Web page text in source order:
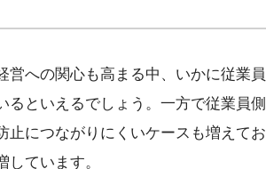
への関心も高まる中、いかに従業員
といえるでしょう。一方で従業員側
止につながりにくいケースも増えてお
ています。